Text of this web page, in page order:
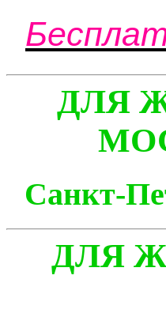
ДЛЯ
Санкт-
ДЛЯ